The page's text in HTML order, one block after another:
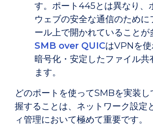
す。ポート445とは異なり、
ウェブの安全な通信のために
ール上で開かれていることが
SMB over QUICはVPNを使
暗号化・安定したファイル共
ます。
どのポートを使ってSMBを実装
握することは、ネットワーク設定
ィ管理において極めて重要です。